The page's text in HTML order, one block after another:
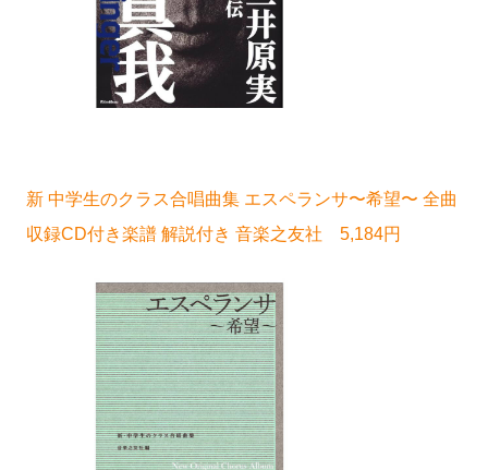
新 中学生のクラス合唱曲集 エスペランサ〜希望〜 全曲
収録CD付き楽譜 解説付き 音楽之友社 5,184円